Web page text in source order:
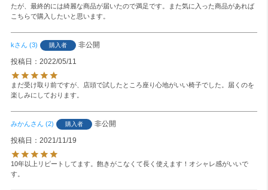
たが、最終的には綺麗な商品が届いたので満足です。また気に入った商品があれば
こちらで購入したいと思います。
k 3 購入者
非公開
投稿日
2022/05/11
まだ受け取り前ですが、店頭で試したところ座り心地がいい椅子でした。届くのを
楽しみにしております。
みかん 2 購入者
非公開
投稿日
2021/11/19
10年以上リピートしてます。飽きがこなくて長く使えます！オシャレ感がいいで
す。